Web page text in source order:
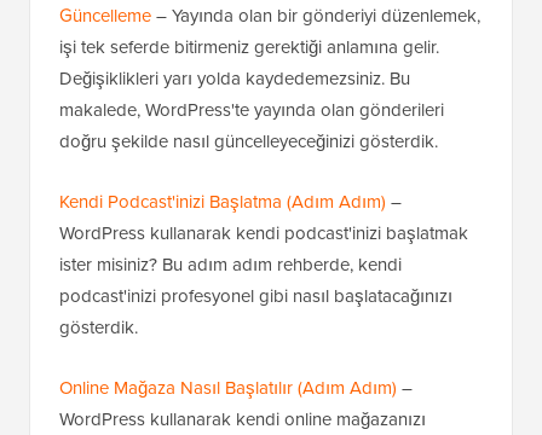
Güncelleme– Yayında olan bir gönderiyi düzenlemek,
işi tek seferde bitirmeniz gerektiği anlamına gelir.
Değişiklikleri yarı yolda kaydedemezsiniz. Bu
makalede, WordPress'te yayında olan gönderileri
doğru şekilde nasıl güncelleyeceğinizi gösterdik.
Kendi Podcast'inizi Başlatma (Adım Adım) –
WordPress kullanarak kendi podcast'inizi başlatmak
ister misiniz? Bu adım adım rehberde, kendi
podcast'inizi profesyonel gibi nasıl başlatacağınızı
gösterdik.
Online Mağaza Nasıl Başlatılır (Adım Adım) –
WordPress kullanarak kendi online mağazanızı